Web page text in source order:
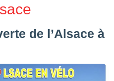
de l’Alsace à